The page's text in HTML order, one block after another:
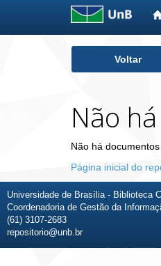
Voltar
Não
Não há
Página inicial do
Universidade de Brasília - Biblioteca
Coordenadoria de Gestão da
(61) 3107-2683
repositorio@unb.br